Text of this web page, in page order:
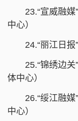
23.“宣威融媒”
中心）
24.“丽江日报”
25.“锦绣边关”
体中心）
26.“绥江融媒”
中心）